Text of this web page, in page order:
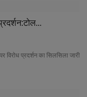
विरोध प्रदर्शन का सिलसिला जारी